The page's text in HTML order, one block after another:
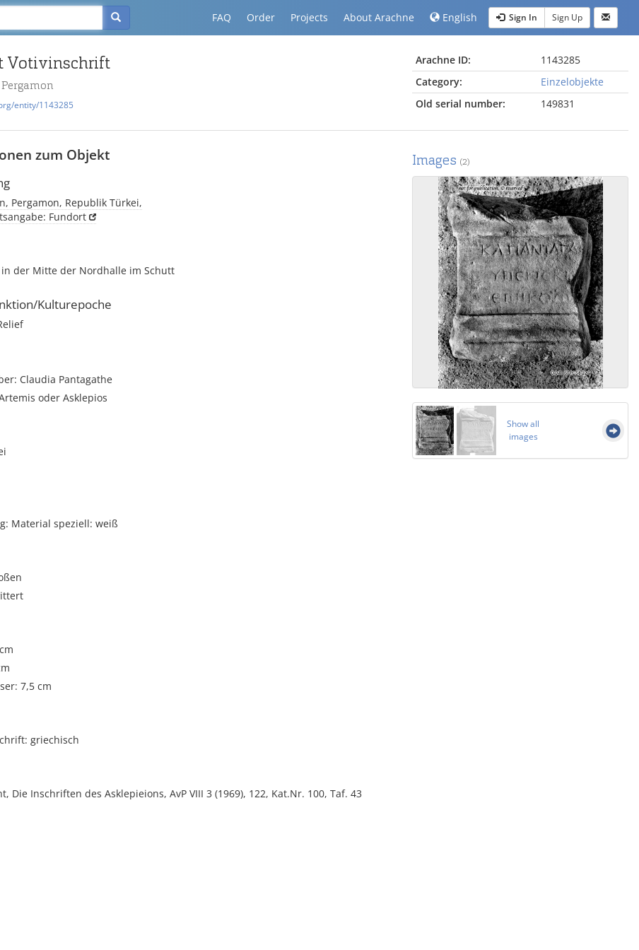
FAQ Order Projects About Arachne English Sign In Sign Up
Votivinschrift
entity/1143285
Arachne ID:
1143285
Category:
Einzelobjekte
Old serial number:
149831
zum Objekt
Pergamon, Republik Türkei,
Fundort
der Mitte der Nordhalle im Schutt
Kulturepoche
Claudia Pantagathe
oder Asklepios
Material speziell: weiß
7,5 cm
griechisch
Die Inschriften des Asklepieions, AvP VIII 3 (1969), 122, Kat.Nr. 100, Taf. 43
Images (2)
Show all
images